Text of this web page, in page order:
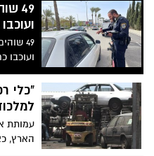
49
49
ועוכבו
הכניסה
לציבור
"כלי
עמותת
הארץ,
מערכות